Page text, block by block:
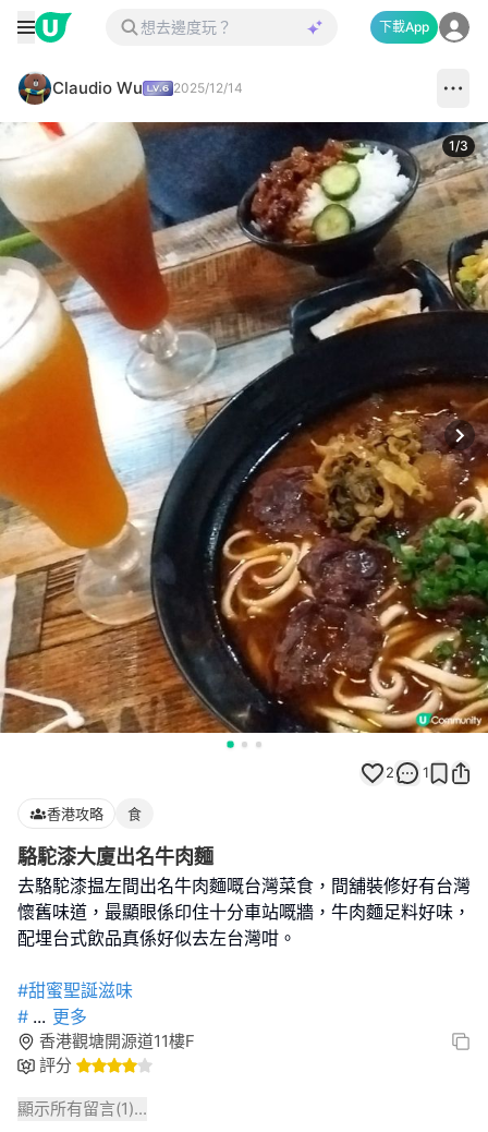
下載App
Claudio Wu 2025/12/14
1/3
2 1
香港攻略 食
駱駝漆大廈出名牛肉麵
去駱駝漆揾左間出名牛肉麵嘅台灣菜食，間舖裝修好有台灣
懷舊味道，最顯眼係印住十分車站嘅牆，牛肉麵足料好味，
配埋台式飲品真係好似去左台灣咁。
#甜蜜聖誕滋味
# ... 更多
香港觀塘開源道11樓F
評分
顯示所有留言(1)...